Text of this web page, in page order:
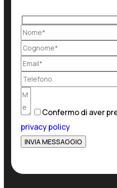
Confermo di aver
privacy policy